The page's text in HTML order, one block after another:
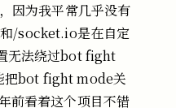
因为我平常几乎没有
/socket.io是在自定
无法绕过botfight
把bot fightmode关
前看着这个项目不错